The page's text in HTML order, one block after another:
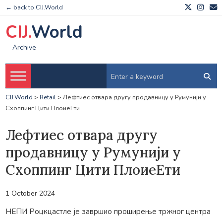
← back to CIJ.World
CIJ.World
Archive
CIJ.World > Retail> Лефтиес отвара другу продавницу у Румунији у
Схоппинг Цити ПлоиеЕти
Лефтиес отвара другу
продавницу у Румунији у
Схоппинг Цити ПлоиеЕти
1 October 2024
НЕПИ Роцкцастле је завршио проширење тржног центра